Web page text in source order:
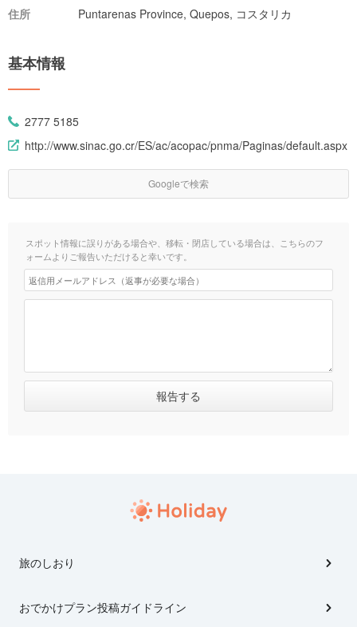
住所 Puntarenas Province, Quepos, コスタリカ
基本情報
2777 5185
http://www.sinac.go.cr/ES/ac/acopac/pnma/Paginas/default.aspx
Googleで検索
スポット情報に誤りがある場合や、移転・閉店している場合は、こちらのフ
ォームよりご報告いただけると幸いです。
旅のしおり
おでかけプラン投稿ガイドライン